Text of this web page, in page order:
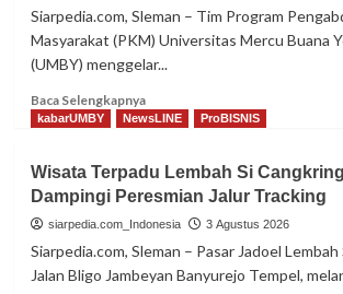
Chickin
Indonesia
Kerja
Sama
Siarpedia.com, Sleman – Tim Program
Masyarakat (PKM) Universitas Mercu Buana
(UMBY) menggelar...
Baca SelengkapnyaRead
more
FE
UMBY
Berdayakan
Lor
kabarUMBY NewsLINE ProBISNIS
Wisata Terpadu Lembah Si
Dampingi Peresmian Jalur Tracking
siarpedia.com_Indonesia 3 Agustus 2026
Siarpedia.com, Sleman – Pasar Jadoel
Jalan Bligo Jambeyan Banyurejo Tempel,